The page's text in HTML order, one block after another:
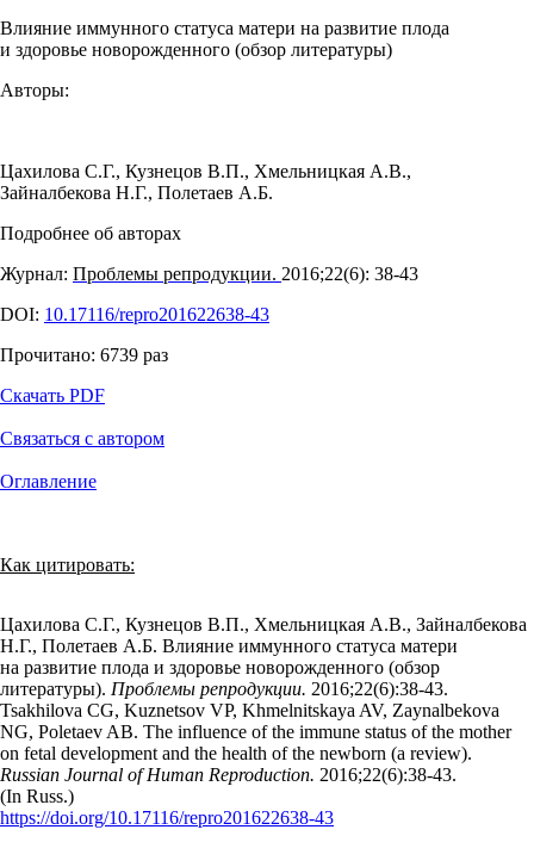
Влияние иммунного статуса матери на развитие плода
и здоровье новорожденного (обзор литературы)
Авторы:
Цахилова С.Г., Кузнецов В.П., Хмельницкая А.В.,
Зайналбекова Н.Г., Полетаев А.Б.
Подробнее об авторах
Журнал: Проблемы репродукции. 2016;22(6): 38‑43
DOI: 10.17116/repro201622638-43
Прочитано: 6739 раз
Скачать PDF
Связаться с автором
Оглавление
Как цитировать:
Цахилова С.Г., Кузнецов В.П., Хмельницкая А.В., Зайналбекова
Н.Г., Полетаев А.Б. Влияние иммунного статуса матери
на развитие плода и здоровье новорожденного (обзор
литературы). Проблемы репродукции. 2016;22(6):38‑43.
Tsakhilova CG, Kuznetsov VP, Khmelnitskaya AV, Zaynalbekova
NG, Poletaev AB. The influence of the immune status of the mother
on fetal development and the health of the newborn (a review).
Russian Journal of Human Reproduction. 2016;22(6):38‑43.
(In Russ.)
https://doi.org/10.17116/repro201622638-43